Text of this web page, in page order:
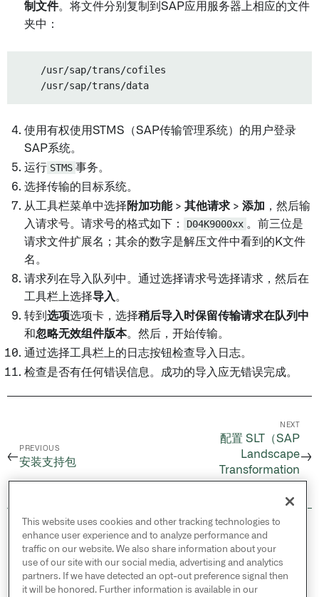
制文件。将文件分别复制到SAP应用服务器上相应的文件
夹中：
    /usr/sap/trans/cofiles
使用有权使用STMS（SAP传输管理系统）的用户登录
SAP系统。
运行 STMS 事务。
选择传输的目标系统。
从工具栏菜单中选择附加功能> 其他请求 > 添加 ，然后输
入请求号。请求号的格式如下：
D04K9000xx 。前三位是
请求文件扩展名；其余的数字是解压文件中看到的K文件
名。
请求列在导入队列中。通过选择请求号选择请求，然后在
工具栏上选择导入 。
转到 选项选项卡，选择稍后导入时保留传输请求在队列中
和忽略无效组件版本。然后，开始传输。
通过选择工具栏上的日志按钮检查导入日志。
检查是否有任何错误信息。成功的导入应无错误完成。
←
PREVIOUS
安装支持包
NEXT
配置 SLT（SAP
Landscape
Transformation
→
© 2026 Palantir Technologies Inc. All rights
reserved.
Cookies Statement ↗
Privacy Statement ↗
This website uses cookies and other tracking technologies to
enhance user experience and to analyze performance and
traffic on our website. We also share information about your
use of our site with our social media, advertising and analytics
partners. If we have detected an opt-out preference signal then
it will be honored. Further information is available in our